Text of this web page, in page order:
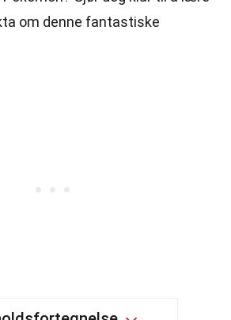
om denne fantastiske